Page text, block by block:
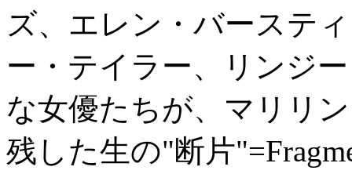
ズ、エレン・バーステ
ー・テイラー、リンジ
な女優たちが、マリリ
残した生の"断片